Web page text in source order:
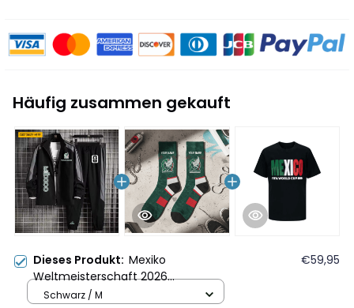
Häufig zusammen gekauft
Dieses Produkt: Mexiko
Weltmeisterschaft 2026
Sportbekleidungsset – Jacke und
€59,95
Schwarz / M